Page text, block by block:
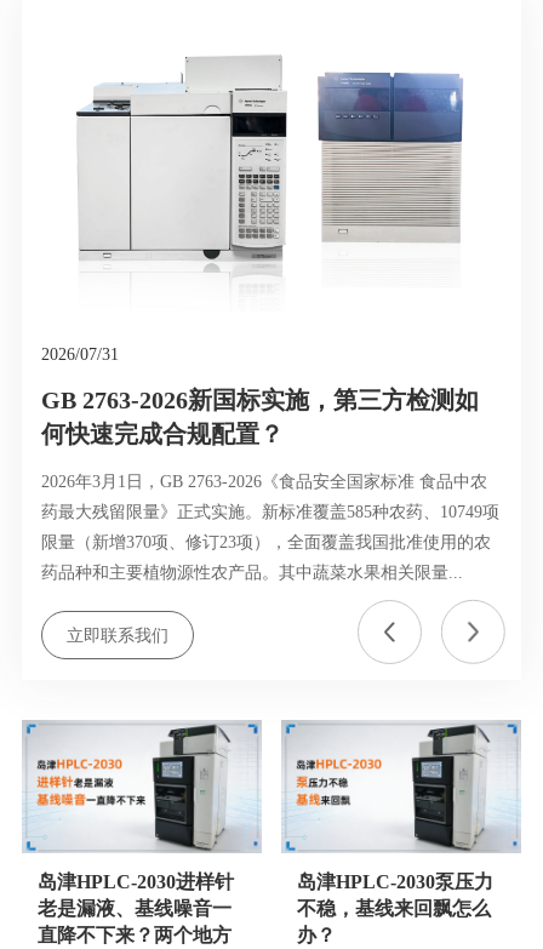
2026/07/31
GB 2763-2026新国标实施，第三方检测如
何快速完成合规配置？
2026年3月1日，GB 2763-2026《食品安全国家标准 食品中农
药最大残留限量》正式实施。新标准覆盖585种农药、10749项
限量（新增370项、修订23项），全面覆盖我国批准使用的农
药品种和主要植物源性农产品。其中蔬菜水果相关限量...
立即联系我们
岛津HPLC-2030进样针
老是漏液、基线噪音一
直降不下来？两个地方
岛津HPLC-2030泵压力
不稳，基线来回飘怎么
办？